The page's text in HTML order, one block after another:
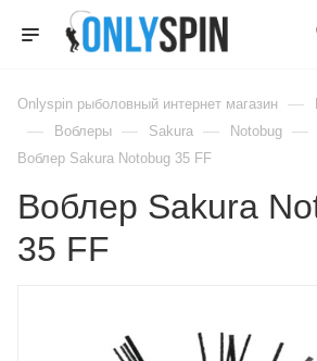
Onlyspin рыболовный интернет магазин —
— Воблеры — Sakura — Notobug —
Воблер Sakura Notobug 35 FF
Воблер Sakura
35 FF